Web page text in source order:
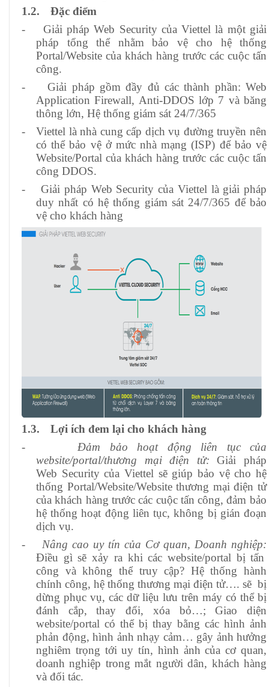
1.2.
Đặc điểm
-
Giải pháp Web Security của Viettel là một giải
pháp tổng thể nhằm bảo vệ cho hệ thống
Portal/Website của khách hàng trước các cuộc tấn
công.
-
Giải pháp gồm đầy đủ các thành phần: Web
Application Firewall, Anti-DDOS lớp 7 và băng
thông lớn, Hệ thống giám sát 24/7/365
-
Viettel là nhà cung cấp dịch vụ đường truyền nên
có thể bảo vệ ở mức nhà mạng (ISP) để bảo vệ
Website/Portal của khách hàng trước các cuộc tấn
công DDOS.
-
Giải pháp Web Security của Viettel là giải pháp
duy nhất có hệ thống giám sát 24/7/365 để bảo
vệ cho khách hàng
1.3.
Lợi ích đem lại cho khách hàng
-
Đảm bảo hoạt động liên tục của
website/portal/thương mại điện tử:
Giải pháp
Web Security của Viettel sẽ giúp bảo vệ cho hệ
thống Portal/Website/Website thương mại điện tử
của khách hàng trước các cuộc tấn công, đảm bảo
hệ thống hoạt động liên tục, không bị gián đoạn
dịch vụ.
-
Nâng cao uy tín của Cơ quan, Doanh nghiệp:
Điều gì sẽ xảy ra khi các website/portal bị tấn
công và không thể truy cập? Hệ thống hành
chính công, hệ thống thương mại điện tử…. sẽ bị
dừng phục vụ, các dữ liệu lưu trên máy có thể bị
đánh cắp, thay đổi, xóa bỏ…; Giao diện
website/portal có thể bị thay bằng các hình ảnh
phản động, hình ảnh nhạy cảm… gây ảnh hưởng
nghiêm trọng tới uy tín, hình ảnh của cơ quan,
doanh nghiệp trong mắt người dân, khách hàng
và đối tác.